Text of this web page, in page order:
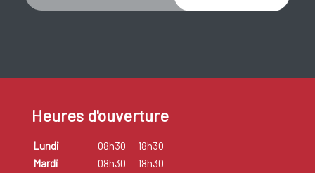
Heures d'ouverture
Lundi 08h30
18h30
Mardi
08h30
18h30